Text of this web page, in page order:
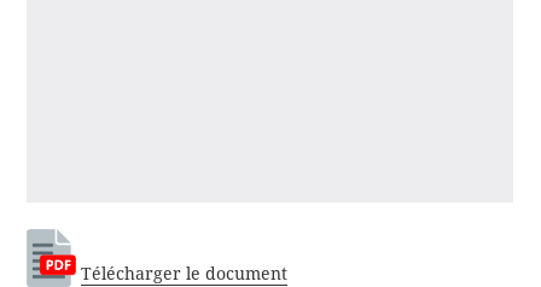
Télécharger le document